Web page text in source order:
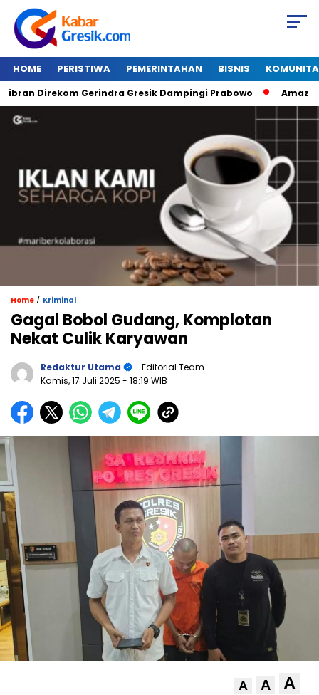
HOME PERISTIWA PEMERINTAHAN BISNIS
Direkom Gerindra Gresik Dampingi Prabowo Amazon
Home / Kriminal
Gagal Bobol Gudang, Komplotan
Nekat Culik Karyawan
Redaktur Utama
- Editorial Team
Kamis, 17 Juli 2025 - 18:19 WIB
A A A